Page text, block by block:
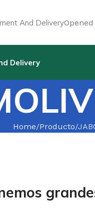
And Delivery
Delivery
Home Producto